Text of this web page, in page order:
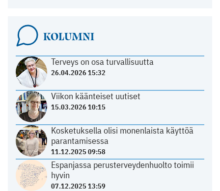
KOLUMNI
Terveys on osa turvallisuutta
26.04.2026 15:32
Viikon käänteiset uutiset
15.03.2026 10:15
Kosketuksella olisi monenlaista käyttöä
parantamisessa
11.12.2025 09:58
Espanjassa perusterveydenhuolto toimii
hyvin
07.12.2025 13:59